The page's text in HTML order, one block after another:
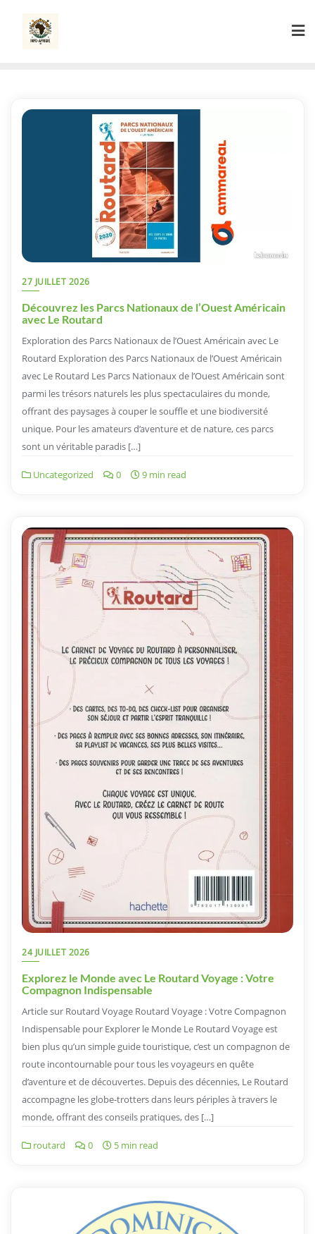
content
27 JUILLET 2026
Découvrez les Parcs Nationaux de l’Ouest Américain
avec Le Routard
Exploration des Parcs Nationaux de l’Ouest Américain avec Le
Routard Exploration des Parcs Nationaux de l’Ouest Américain
avec Le Routard Les Parcs Nationaux de l’Ouest Américain sont
parmi les trésors naturels les plus spectaculaires du monde,
offrant des paysages à couper le souffle et une biodiversité
unique. Pour les amateurs d’aventure et de nature, ces parcs
sont un véritable paradis […]
Uncategorized 0 9 min read
24 JUILLET 2026
Explorez le Monde avec Le Routard Voyage : Votre
Compagnon Indispensable
Article sur Routard Voyage Routard Voyage : Votre Compagnon
Indispensable pour Explorer le Monde Le Routard Voyage est
bien plus qu’un simple guide touristique, c’est un compagnon de
route incontournable pour tous les voyageurs en quête
d’aventure et de découvertes. Depuis des décennies, Le Routard
accompagne les globe-trotters dans leurs périples à travers le
monde, offrant des conseils pratiques, des […]
routard 0 5 min read